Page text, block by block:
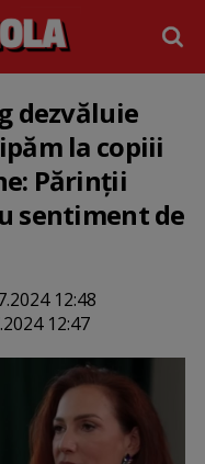
dezvăluie
la copiii
Părinții
sentiment de
12:48
12:47